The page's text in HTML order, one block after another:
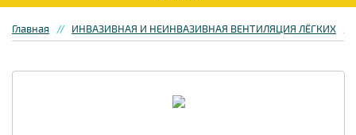
Главная ИНВАЗИВНАЯ И НЕИНВАЗИВНАЯ ВЕНТИЛЯЦИЯ ЛЁГКИХ